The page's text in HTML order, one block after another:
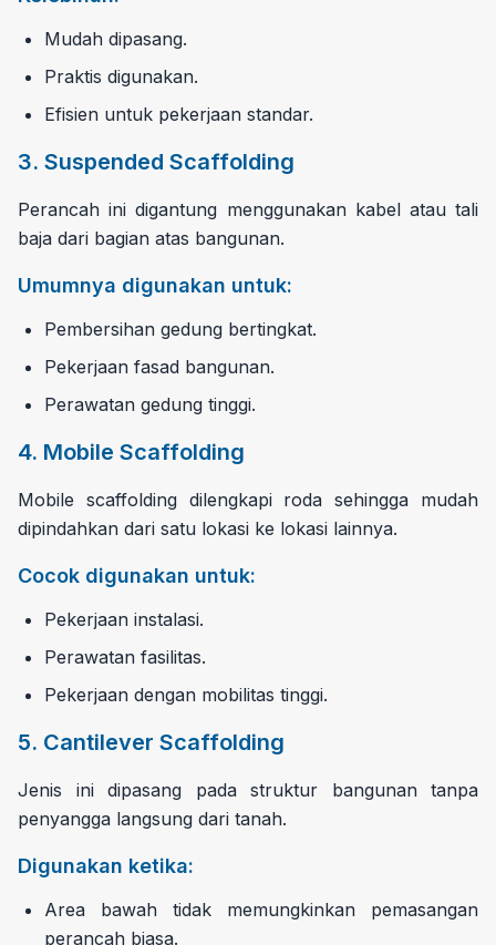
Mudah dipasang.
Praktis digunakan.
Efisien untuk pekerjaan standar.
3. Suspended Scaffolding
Perancah ini digantung menggunakan kabel atau tali
baja dari bagian atas bangunan.
Umumnya digunakan untuk:
Pembersihan gedung bertingkat.
Pekerjaan fasad bangunan.
Perawatan gedung tinggi.
4. Mobile Scaffolding
Mobile scaffolding dilengkapi roda sehingga mudah
dipindahkan dari satu lokasi ke lokasi lainnya.
Cocok digunakan untuk:
Pekerjaan instalasi.
Perawatan fasilitas.
Pekerjaan dengan mobilitas tinggi.
5. Cantilever Scaffolding
Jenis ini dipasang pada struktur bangunan tanpa
penyangga langsung dari tanah.
Digunakan ketika:
Area bawah tidak memungkinkan pemasangan
perancah biasa.